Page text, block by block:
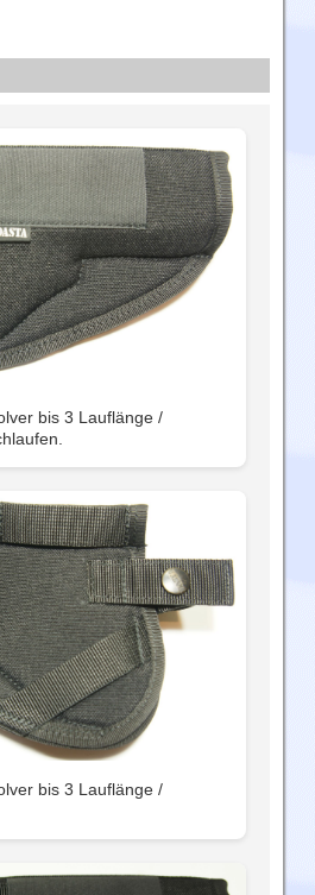
bis 3 Lauflänge /
bis 3 Lauflänge /